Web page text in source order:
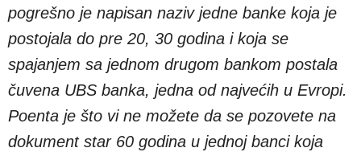
pogrešno je napisan naziv jedne banke koja je
postojala do pre 20, 30 godina i koja se
spajanjem sa jednom drugom bankom postala
čuvena UBS banka, jedna od najvećih u Evropi.
Poenta je što vi ne možete da se pozovete na
dokument star 60 godina u jednoj banci koja